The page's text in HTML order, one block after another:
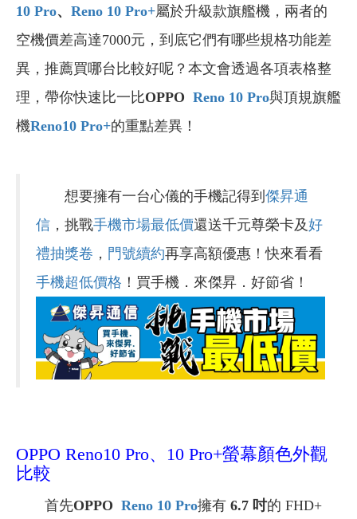
10 Pro、 Reno 10 Pro+屬於升級款旗艦機，兩者的
空機價差高達7000元，到底它們有哪些規格功能差
異，推薦買哪台比較好呢？本文會透過各項表格整
理，帶你快速比一比OPPO Reno 10 Pro與頂規旗艦
機Reno10 Pro+的重點差異！
想要擁有一台心儀的手機記得到 傑昇通
信 ，挑戰手機市場最低價還送千元尊榮卡及好
禮抽獎卷 ， 門號續約再享高額優惠！快來看看
手機超低價格 ！買手機．來傑昇．好節省！
OPPO Reno10 Pro、10 Pro+螢幕顏色外觀
比較
首先OPPO Reno 10 Pro擁有 6.7 吋的 FHD+